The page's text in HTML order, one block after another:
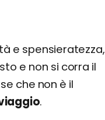
e spensieratezza,
e non si corra il
che non è il
.